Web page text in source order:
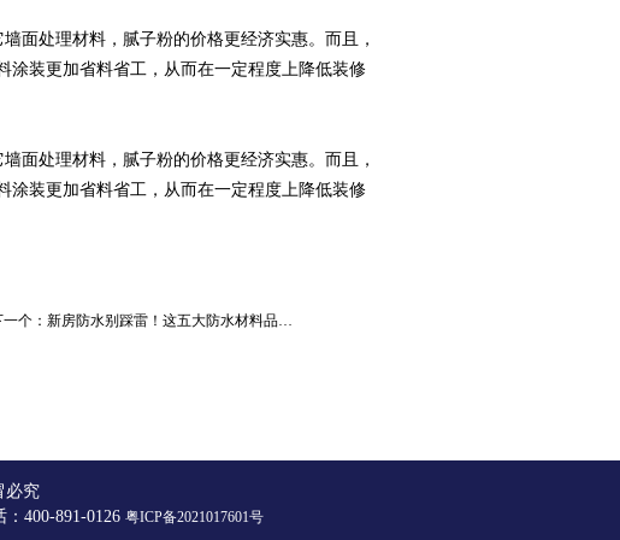
面处理材料，腻子粉的价格更经济实惠。而且，
涂装更加省料省工，从而在一定程度上降低装修
面处理材料，腻子粉的价格更经济实惠。而且，
涂装更加省料省工，从而在一定程度上降低装修
一个：新房防水别踩雷！这五大防水材料品…
必究
400-891-0126 粤ICP备2021017601号